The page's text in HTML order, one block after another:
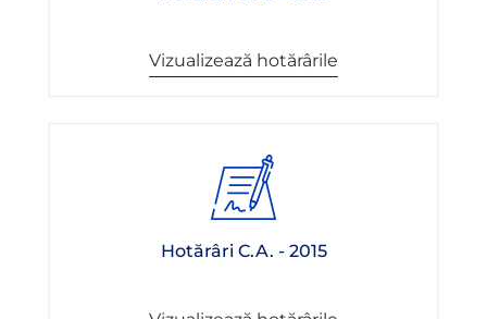
Vizualizează hotărârile
Hotărâri C.A. - 2015